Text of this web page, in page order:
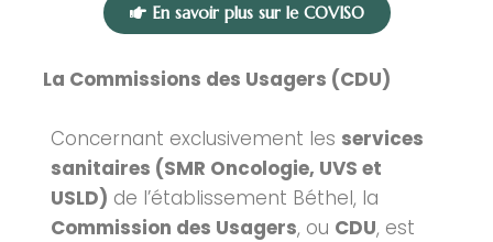
En savoir plus sur le COVISO
La Commissions des Usagers (CDU)
Concernant exclusivement les services
sanitaires (SMR Oncologie, UVS et
USLD) de l’établissement Béthel, la
Commission des Usagers, ou CDU, est